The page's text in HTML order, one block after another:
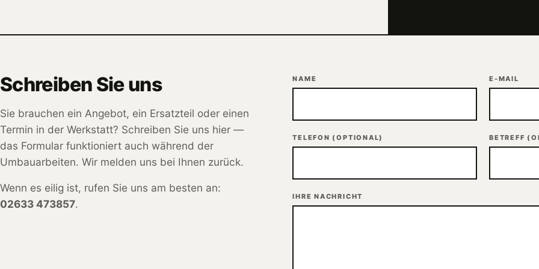
Schreiben Sie uns
Sie brauchen ein Angebot, ein Ersatzteil oder einen
Termin in der Werkstatt? Schreiben Sie uns hier —
das Formular funktioniert auch während der
Umbauarbeiten. Wir melden uns bei Ihnen zurück.
Wenn es eilig ist, rufen Sie uns am besten an:
02633 473857.
NAME E-MAIL
TELEFON (OPTIONAL) BETREFF
IHRE NACHRICHT